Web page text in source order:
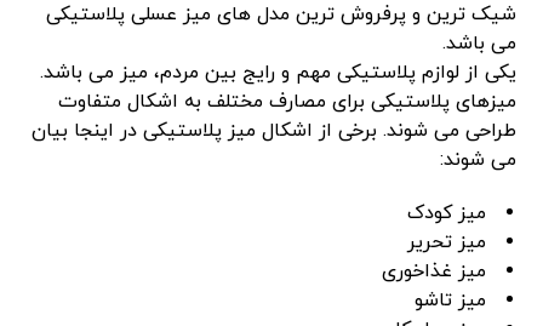
شیک ترین و پرفروش ترین مدل های میز عسلی پلاستیکی
می باشد.
یکی از لوازم پلاستیکی مهم و رایج بین مردم، میز می باشد.
میزهای پلاستیکی برای مصارف مختلف به اشکال متفاوت
طراحی می شوند. برخی از اشکال میز پلاستیکی در اینجا بیان
می شوند:
میز کودک
میز تحریر
میز غذاخوری
میز تاشو